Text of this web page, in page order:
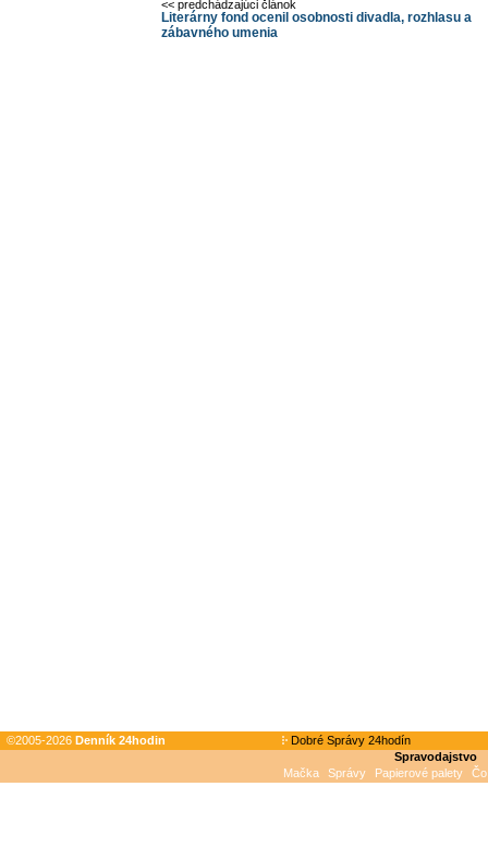
<< predchádzajúci článok
Literárny fond ocenil osobnosti divadla, rozhlasu a
zábavného umenia
©2005-2026 Denník 24hodin
Dobré Správy 24hodín
Spravodajstvo
Mačka
Správy Papierové palety